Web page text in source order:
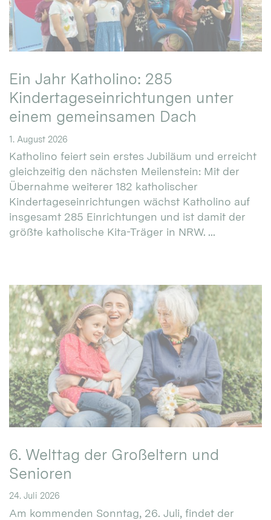
Ein Jahr Katholino: 285
Kindertageseinrichtungen unter
einem gemeinsamen Dach
1. August 2026
Katholino feiert sein erstes Jubiläum und erreicht
gleichzeitig den nächsten Meilenstein: Mit der
Übernahme weiterer 182 katholischer
Kindertageseinrichtungen wächst Katholino auf
insgesamt 285 Einrichtungen und ist damit der
größte katholische Kita-Träger in NRW. ...
6. Welttag der Großeltern und
Senioren
24. Juli 2026
Am kommenden Sonntag, 26. Juli, findet der